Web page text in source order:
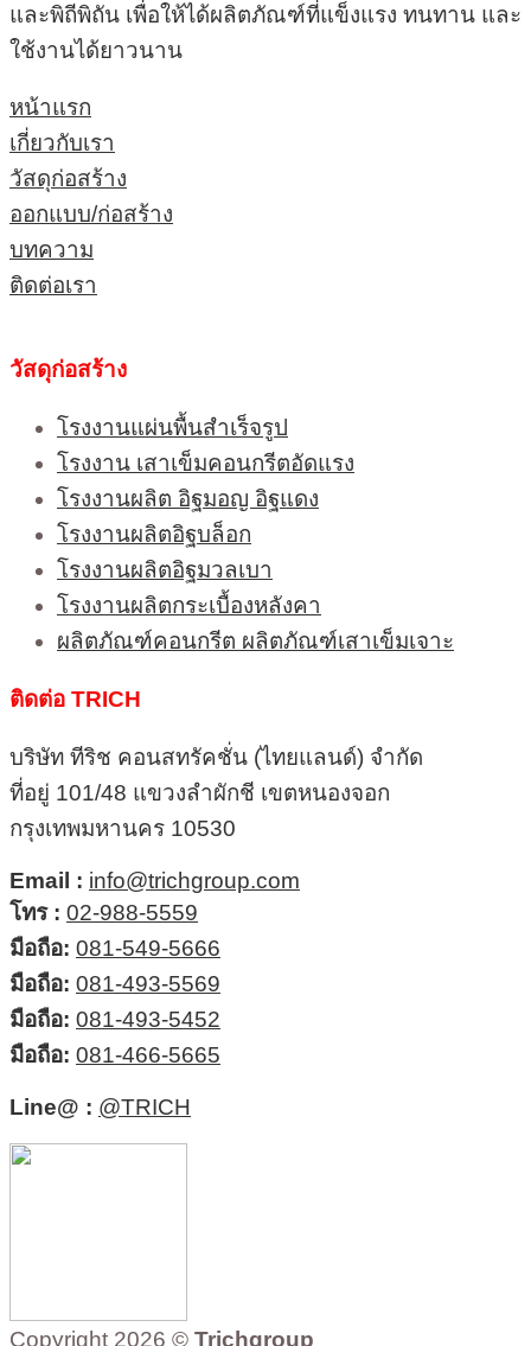
และพิถีพิถัน เพื่อให้ได้ผลิตภัณฑ์ที่แข็งแรง ทนทาน และ
ใช้งานได้ยาวนาน
หน้าแรก
เกี่ยวกับเรา
วัสดุก่อสร้าง
ออกแบบ/ก่อสร้าง
บทความ
ติดต่อเรา
วัสดุก่อสร้าง
โรงงานแผ่นพื้นสำเร็จรูป
โรงงาน เสาเข็มคอนกรีตอัดแรง
โรงงานผลิต อิฐมอญ อิฐแดง
โรงงานผลิตอิฐบล็อก
โรงงานผลิตอิฐมวลเบา
โรงงานผลิตกระเบื้องหลังคา
ผลิตภัณฑ์คอนกรีต ผลิตภัณฑ์เสาเข็มเจาะ
ติดต่อ TRICH
บริษัท ทีริช คอนสทรัคชั่น (ไทยแลนด์) จำกัด
ที่อยู่ 101/48 แขวงลำผักชี เขตหนองจอก
กรุงเทพมหานคร 10530
Email : info@trichgroup.com
โทร : 02-988-5559
มือถือ: 081-549-5666
มือถือ: 081-493-5569
มือถือ: 081-493-5452
มือถือ: 081-466-5665
Line@ : @TRICH
Copyright 2026 © Trichgroup